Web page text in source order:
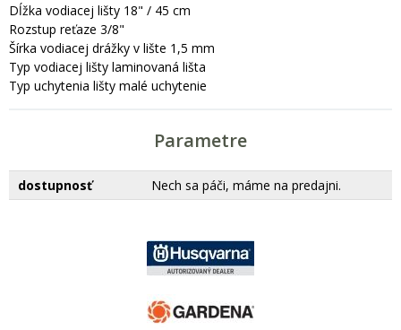
Dĺžka vodiacej lišty 18" / 45 cm
Rozstup reťaze 3/8"
Šírka vodiacej drážky v lište 1,5 mm
Typ vodiacej lišty laminovaná lišta
Typ uchytenia lišty malé uchytenie
Parametre
dostupnosť Nech sa páči, máme na predajni.